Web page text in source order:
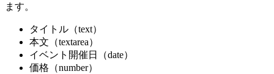
ます。
タイトル（text）
本文（textarea）
イベント開催日（date）
価格（number）